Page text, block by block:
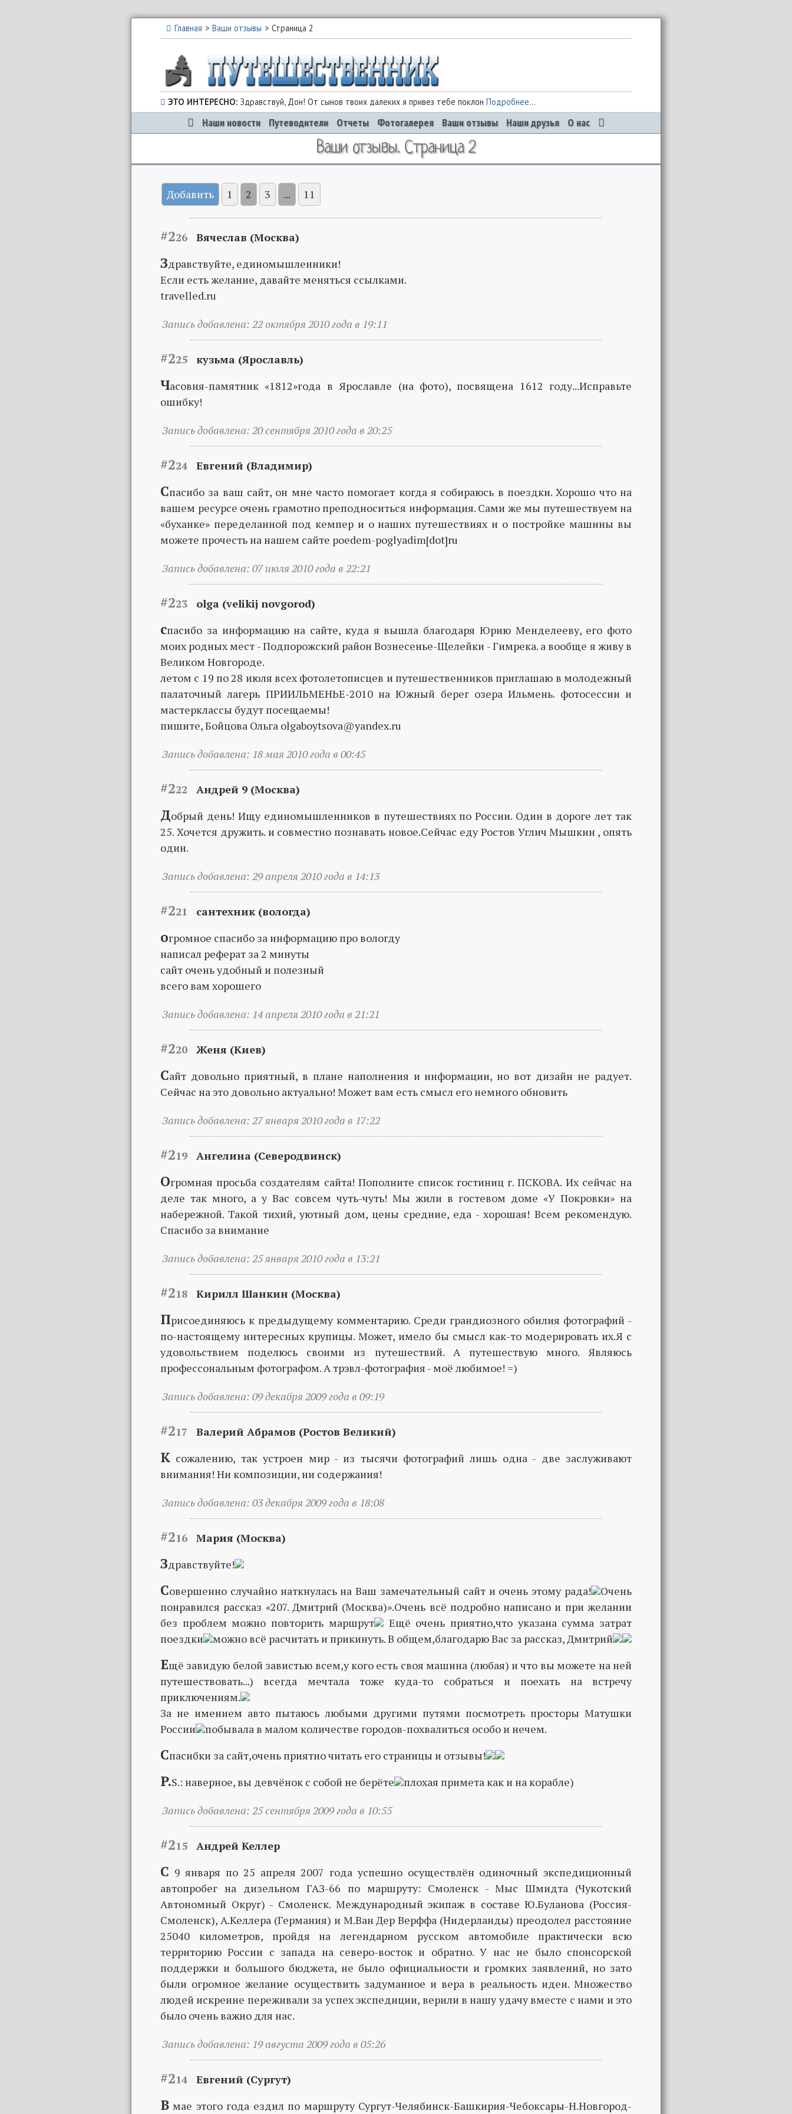
Главная Ваши отзывы Страница 2
ЭТО ИНТЕРЕСНО: Здравствуй, Дон! От сынов твоих далеких я привез тебе поклон Подробнее...
Наши новости Путеводители Отчеты Фотогалерея Ваши отзывы Наши друзья О нас
Ваши отзывы. Страница 2
Добавить 1 2 3 ... 11
#226 Вячеслав (Москва)
Здравствуйте, единомышленники!
Если есть желание, давайте меняться ссылками.
travelled.ru
Запись добавлена: 22 октября 2010 года в 19:11
#225 кузьма (Ярославль)
Часовня-памятник «1812»года в Ярославле (на фото), посвящена 1612 году...Исправьте
ошибку!
Запись добавлена: 20 сентября 2010 года в 20:25
#224 Евгений (Владимир)
Спасибо за ваш сайт, он мне часто помогает когда я собираюсь в поездки. Хорошо что на
вашем ресурсе очень грамотно преподноситься информация. Сами же мы путешествуем на
«буханке» переделанной под кемпер и о наших путешествиях и о постройке машины вы
можете прочесть на нашем сайте poedem-poglyadim[dot]ru
Запись добавлена: 07 июля 2010 года в 22:21
#223 olga (velikij novgorod)
спасибо за информацию на сайте, куда я вышла благодаря Юрию Менделееву, его фото
моих родных мест - Подпорожский район Вознесенье-Щелейки - Гимрека. а вообще я живу в
Великом Новгороде.
летом с 19 по 28 июля всех фотолетописцев и путешественников приглашаю в молодежный
палаточный лагерь ПРИИЛЬМЕНЬЕ-2010 на Южный берег озера Ильмень. фотосессии и
мастерклассы будут посещаемы!
пишите, Бойцова Ольга olgaboytsova@yandex.ru
Запись добавлена: 18 мая 2010 года в 00:45
#222 Андрей 9 (Москва)
Добрый день! Ищу единомышленников в путешествиях по России. Один в дороге лет так
25. Хочется дружить. и совместно познавать новое.Сейчас еду Ростов Углич Мышкин , опять
один.
Запись добавлена: 29 апреля 2010 года в 14:13
#221 сантехник (вологда)
огромное спасибо за информацию про вологду
написал реферат за 2 минуты
сайт очень удобный и полезный
всего вам хорошего
Запись добавлена: 14 апреля 2010 года в 21:21
#220 Женя (Киев)
Сайт довольно приятный, в плане наполнения и информации, но вот дизайн не радует.
Сейчас на это довольно актуально! Может вам есть смысл его немного обновить
Запись добавлена: 27 января 2010 года в 17:22
#219 Ангелина (Северодвинск)
Огромная просьба создателям сайта! Пополните список гостиниц г. ПСКОВА. Их сейчас на
деле так много, а у Вас совсем чуть-чуть! Мы жили в гостевом доме «У Покровки» на
набережной. Такой тихий, уютный дом, цены средние, еда - хорошая! Всем рекомендую.
Спасибо за внимание
Запись добавлена: 25 января 2010 года в 13:21
#218 Кирилл Шанкин (Москва)
Присоединяюсь к предыдущему комментарию. Среди грандиозного обилия фотографий -
по-настоящему интересных крупицы. Может, имело бы смысл как-то модерировать их.Я с
удовольствием поделюсь своими из путешествий. А путешествую много. Являюсь
профессональным фотографом. А трэвл-фотография - моё любимое! =)
Запись добавлена: 09 декабря 2009 года в 09:19
#217 Валерий Абрамов (Ростов Великий)
К сожалению, так устроен мир - из тысячи фотографий лишь одна - две заслуживают
внимания! Ни композиции, ни содержания!
Запись добавлена: 03 декабря 2009 года в 18:08
#216 Мария (Москва)
Здравствуйте!
Совершенно случайно наткнулась на Ваш замечательный сайт и очень этому рада!
Очень
понравился рассказ «207. Дмитрий (Москва)».Очень всё подробно написано и при желании
без проблем можно повторить маршрут
Ещё очень приятно,что указана сумма затрат
поездки
можно всё расчитать и прикинуть. В общем,благодарю Вас за рассказ, Дмитрий
Ещё завидую белой завистью всем,у кого есть своя машина (любая) и что вы можете на ней
путешествовать...) всегда мечтала тоже куда-то собраться и поехать на встречу
приключениям.
За не имением авто пытаюсь любыми другими путями посмотреть просторы Матушки
России
побывала в малом количестве городов-похвалиться особо и нечем.
Спасибки за сайт,очень приятно читать его страницы и отзывы!
P.S.: наверное, вы девчёнок с собой не берёте
плохая примета как и на корабле)
Запись добавлена: 25 сентября 2009 года в 10:55
#215 Андрей Келлер
С 9 января по 25 апреля 2007 года успешно осуществлён одиночный экспедиционный
автопробег на дизельном ГАЗ-66 по маршруту: Смоленск - Мыс Шмидта (Чукотский
Автономный Округ) - Смоленск. Международный экипаж в составе Ю.Буланова (Россия-
Смоленск), А.Келлера (Германия) и М.Ван Дер Верффа (Нидерланды) преодолел расстояние
25040 километров, пройдя на легендарном русском автомобиле практически всю
территорию России с запада на северо-восток и обратно. У нас не было спонсорской
поддержки и большого бюджета, не было официальности и громких заявлений, но зато
были огромное желание осуществить задуманное и вера в реальность идеи. Множество
людей искренне переживали за успех экспедиции, верили в нашу удачу вместе с нами и это
было очень важно для нас.
Запись добавлена: 19 августа 2009 года в 05:26
#214 Евгений (Сургут)
В мае этого года ездил по маршруту Сургут-Челябинск-Башкирия-Чебоксары-Н.Новгород-